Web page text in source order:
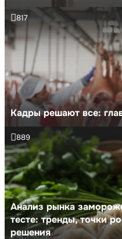
Кадры решают все:
817
Анализ рынка
тесте: тренды, точки
решения
889